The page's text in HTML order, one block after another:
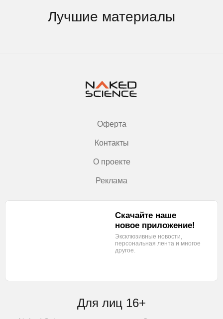
Лучшие материалы
Оферта
Контакты
О проекте
Реклама
Для лиц 16+
Скачайте наше
новое приложение!
Эксклюзивные новости,
персональная лента и многое
другое.